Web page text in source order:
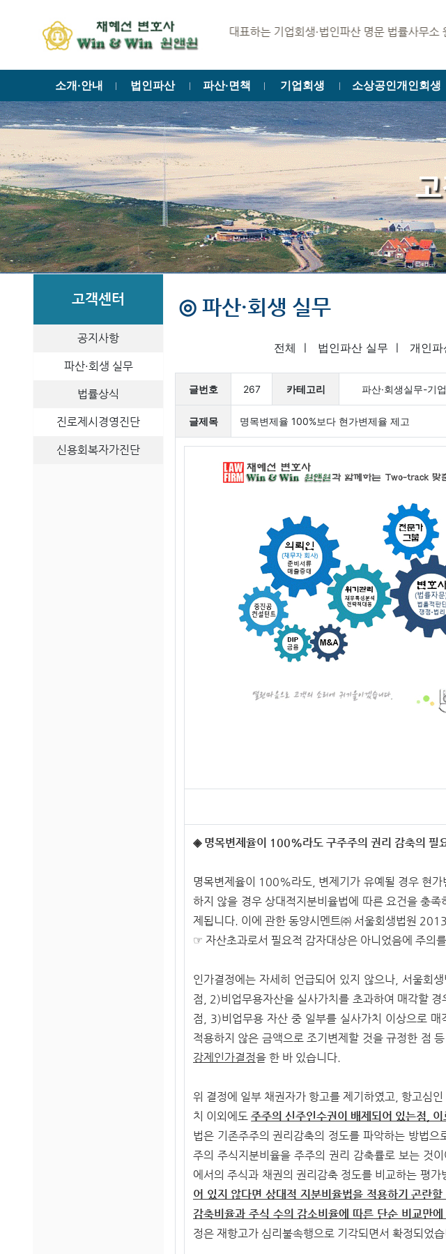
법조메카 서초동을 대표하는 기업회생·법인파산 명문 법률사무소 윈앤윈에
소개·안내 ㅣ 법인파산 ㅣ 파산·면책 ㅣ 기업회생 ㅣ 소상공인개인회생
고객센터
공지사항
파산·회생 실무
법률상식
진로제시경영진단
신용회복자가진단
◎ 파산·회생 실무
전체 ㅣ 법인파산 실무 ㅣ 개인
글번호 267 카테고리 파산·회생실무-기
글제목 명목변제율 100%보다 현가변제율 제고
◈ 명목변제율이 100%라도 구주주의 권리 감축의 필
명목변제율이 100%라도, 변제기가 유예될 경우 현
하지 않을 경우 상대적지분비율법에 따른 요건을 충
제됩니다. 이에 관한 동양시멘트㈜ 서울회생법원
☞ 자산초과로서 필요적 감자대상은 아니었음에 주의
인가결정에는 자세히 언급되어 있지 않으나, 서울회
점, 2)비업무용자산을 실사가치를 초과하여 매각할
점, 3)비업무용 자산 중 일부를 실사가치 이상으로
적용하지 않은 금액으로 조기변제할 것을 규정한 점 등
강제인가결정을 한 바 있습니다.
위 결정에 일부 채권자가 항고를 제기하였고, 항고심
치 이외에도주주의 신주인수권이 배제되어 있는점,
법은 기존주주의 권리감축의 정도를 파악하는 방법
주의 주식지분비율을 주주의 권리 감축률로 보는 것
에서의 주식과 채권의 권리감축 정도를 비교하는 평가
어 있지 않다면 상대적 지분비율법을 적용하기 곤란
감축비율과 주식 수의 감소비율에 따른 단순 비교만
정은 재항고가 심리불속행으로 기각되면서 확정되었